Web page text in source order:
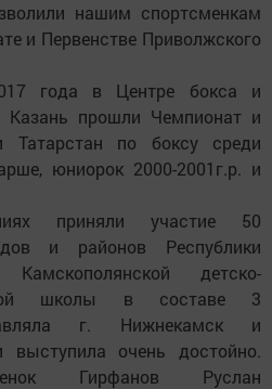
нашим спортсменкам
и Первенстве Приволжского
года в Центре бокса и
Казань прошли Чемпионат и
Татарстан по боксу среди
юниорок 2000-2001г.р. и
приняли участие 50
и районов Республики
детско-
школы в составе 3
г. Нижнекамск и
очень достойно.
Гирфанов Руслан